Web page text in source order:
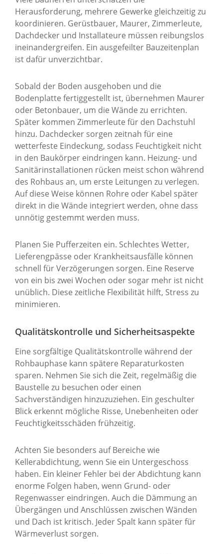
Herausforderung, mehrere Gewerke gleichzeitig zu
koordinieren. Gerüstbauer, Maurer, Zimmerleute,
Dachdecker und Installateure müssen reibungslos
ineinandergreifen. Ein ausgefeilter Bauzeitenplan
ist dafür unverzichtbar.
Sobald der Boden ausgehoben und die
Bodenplatte fertiggestellt ist, übernehmen Maurer
oder Betonbauer, um die Wände zu errichten.
Später kommen Zimmerleute für den Dachstuhl
hinzu. Dachdecker sorgen zeitnah für eine
wetterfeste Eindeckung, sodass Feuchtigkeit nicht
in den Baukörper eindringen kann. Heizung- und
Sanitärinstallationen rücken meist schon während
des Rohbaus an, um erste Leitungen zu verlegen.
Auf diese Weise können Rohre oder Kabel später
direkt in die Wände integriert werden, ohne dass
unnötig gestemmt werden muss.
Planen Sie Pufferzeiten ein. Schlechtes Wetter,
Lieferengpässe oder Krankheitsausfälle können
schnell für Verzögerungen sorgen. Eine Reserve
von ein bis zwei Wochen oder sogar mehr ist nicht
unüblich. Diese zeitliche Flexibilität hilft, Stress zu
minimieren.
Qualitätskontrolle und Sicherheitsaspekte
Eine sorgfältige Qualitätskontrolle während der
Rohbauphase kann spätere Reparaturkosten
sparen. Nehmen Sie sich die Zeit, regelmäßig die
Baustelle zu besuchen oder einen
Sachverständigen hinzuzuziehen. Ein geschulter
Blick erkennt mögliche Risse, Unebenheiten oder
Feuchtigkeitsschäden frühzeitig.
Achten Sie besonders auf Bereiche wie
Kellerabdichtung, wenn Sie ein Untergeschoss
haben. Ein kleiner Fehler bei der Abdichtung kann
enorme Folgen haben, wenn Grund- oder
Regenwasser eindringen. Auch die Dämmung an
Übergängen und Anschlüssen zwischen Wänden
und Dach ist kritisch. Jeder Spalt kann später für
Wärmeverlust sorgen.